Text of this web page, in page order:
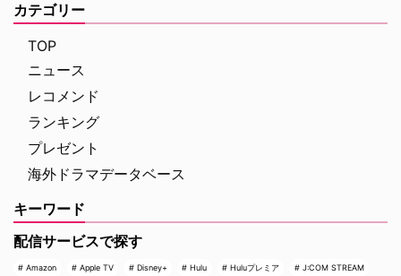
カテゴリー
TOP
ニュース
レコメンド
ランキング
プレゼント
海外ドラマデータベース
キーワード
配信サービスで探す
Amazon Apple TV Disney+ Hulu Huluプレミア J:COM STREAM